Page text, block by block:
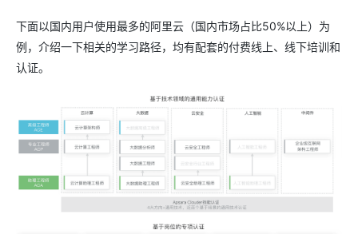
下面以国内用户使用最多的阿里云（国内市场占比50%以上）为
例，介绍一下相关的学习路径，均有配套的付费线上、线下培训和
认证。